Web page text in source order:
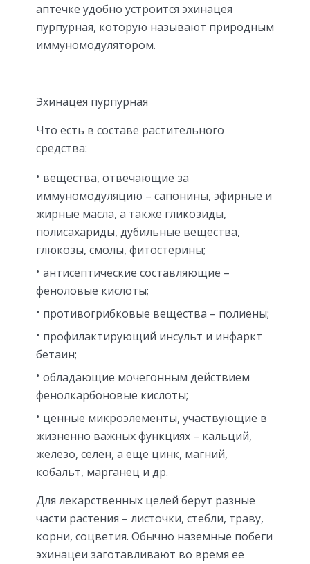
аптечке удобно устроится эхинацея
пурпурная, которую называют природным
иммуномодулятором.
Эхинацея пурпурная
Что есть в составе растительного
средства:
вещества, отвечающие за
иммуномодуляцию – сапонины, эфирные и
жирные масла, а также гликозиды,
полисахариды, дубильные вещества,
глюкозы, смолы, фитостерины;
антисептические составляющие –
феноловые кислоты;
противогрибковые вещества – полиены;
профилактирующий инсульт и инфаркт
бетаин;
обладающие мочегонным действием
фенолкарбоновые кислоты;
ценные микроэлементы, участвующие в
жизненно важных функциях – кальций,
железо, селен, а еще цинк, магний,
кобальт, марганец и др.
Для лекарственных целей берут разные
части растения – листочки, стебли, траву,
корни, соцветия. Обычно наземные побеги
эхинацеи заготавливают во время ее